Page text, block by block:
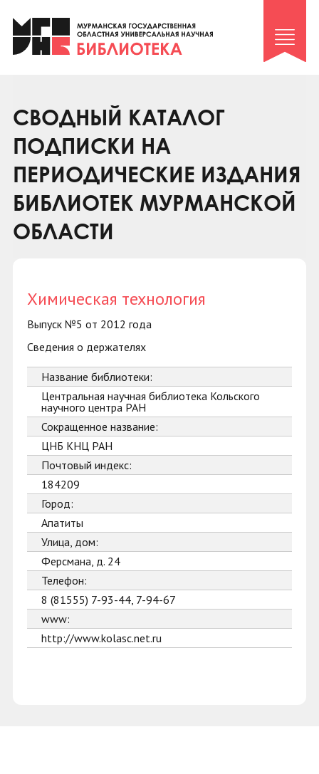
Клуб «Гиря и сельдерей»
Клуб «Семейный архив»
Коллегам
Контакты
СВОДНЫЙ КАТАЛОГ
ПОДПИСКИ НА
ПЕРИОДИЧЕСКИЕ ИЗДАНИЯ
БИБЛИОТЕК МУРМАНСКОЙ
ОБЛАСТИ
Химическая технология
Выпуск №5 от 2012 года
Сведения о держателях
Название библиотеки:
Центральная научная библиотека Кольского
научного центра РАН
Сокращенное название:
ЦНБ КНЦ РАН
Почтовый индекс:
184209
Город:
Апатиты
Улица, дом:
Ферсмана, д. 24
Телефон:
8 (81555) 7-93-44, 7-94-67
www:
http://www.kolasc.net.ru